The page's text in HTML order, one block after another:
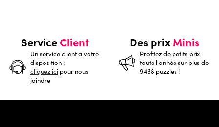
ServiceClient
Un service client à votre
disposition :
cliquez ici pour nous
joindre
Des prixMinis
Profitez de petits prix
toute l'année sur plus de
9438 puzzles !